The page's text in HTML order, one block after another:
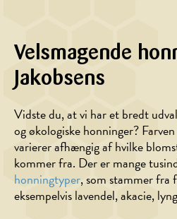
Velsmagende
Jakobsens
Vidste du, at vi har et bredt
og økologiske honninger?
varierer afhængig af hvilke
kommer fra. Der er mange
honningtyper, som stammer fra
eksempelvis lavendel, akacie,